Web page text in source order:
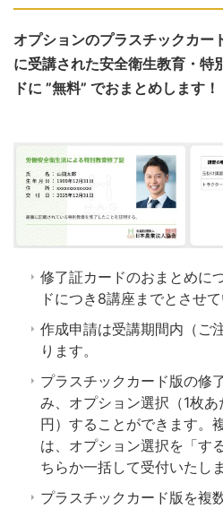
オプションのプラスチックカー
に受講された安全衛生教育・特
ドに ”無料” でおまとめします！
修了証カードのおまとめに
ドにつき8講座までとさせ
作成申請は受講期間内（ご
ります。
プラスチックカード版の修
み、オプション選択（1枚
円）することができます。
は、オプション選択を「す
ちらか一括して受付いたしま
プラスチックカード版を複